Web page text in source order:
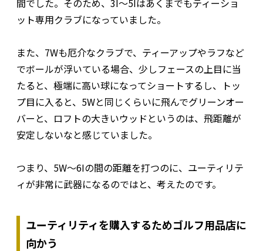
ット専用クラブになっていました。
また、7Wも厄介なクラブで、ティーアップやラフなど
でボールが浮いている場合、少しフェースの上目に当
たると、極端に高い球になってショートするし、トッ
プ目に入ると、5Wと同じくらいに飛んでグリーンオー
バーと、ロフトの大きいウッドというのは、飛距離が
安定しないなと感じていました。
つまり、5W～6Iの間の距離を打つのに、ユーティリテ
ィが非常に武器になるのではと、考えたのです。
ユーティリティを購入するためゴルフ用品店に
向かう